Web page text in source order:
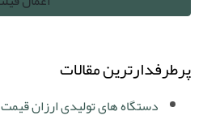
پرطرفدارترین مقالات
دستگاه های تولیدی ارزان قیمت